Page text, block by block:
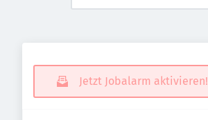
Jetzt Jobalarm aktivieren!